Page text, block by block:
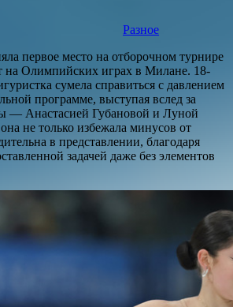
Разное
первое место на отборочном турнире
на Олимпийских играх в Милане. 18-
сумела справиться с давлением
программе, выступая вслед за
— Анастасией Губановой и Луной
не только избежала минусов от
в представлении, благодаря
задачей даже без элементов